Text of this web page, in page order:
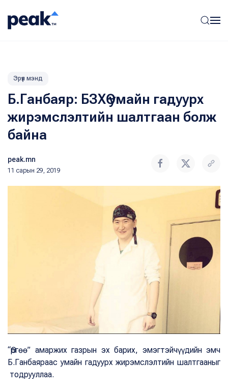
Эрүүл мэнд
Б.Ганбаяр: БЗХӨ умайн гадуурх
жирэмслэлтийн шалтгаан болж
байна
peak.mn
11 сарын 29, 2019
“Өргөө” амаржих газрын эх барих, эмэгтэйчүүдийн эмч
Б.Ганбаяраас умайн гадуурх жирэмслэлтийн шалтгааныг
тодрууллаа.